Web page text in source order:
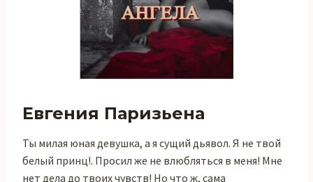
Евгения Паризьена
Ты милая юная девушка, а я сущий дьявол. Я не твой
белый принц!. Просил же не влюбляться в меня! Мне
нет дела до твоих чувств! Но что ж, сама